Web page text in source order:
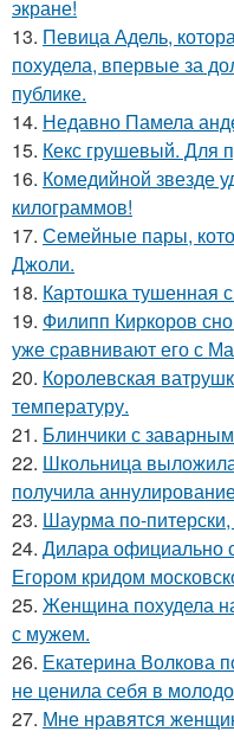
экране!
13. Певица Адель,
похудела, впервые за
публике.
14. Недавно Памела
15. Кекс грушевый. Для
16. Комедийной звезде
килограммов!
17. Семейные пары,
Джоли.
18. Картошка тушенная
19. Филипп Киркоров
уже сравнивают его с
20. Королевская
температуру.
21. Блинчики с
22. Школьница
получила
23. Шаурма по-
24. Дилара официально
Егором кридом
25. Женщина похудела
с мужем.
26. Екатерина Волкова
не ценила себя в
27. Мне нравятся